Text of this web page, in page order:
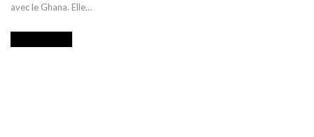
avec le Ghana. Elle…